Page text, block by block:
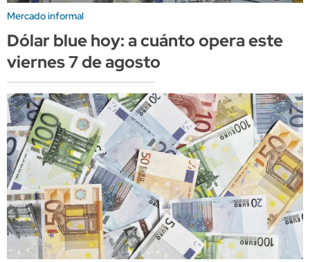
Mercado informal
Dólar blue hoy: a cuánto opera este
viernes 7 de agosto